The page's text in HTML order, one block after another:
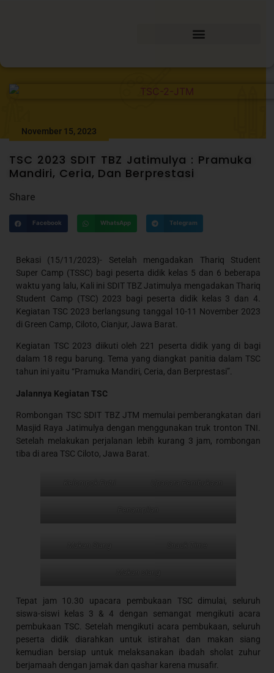
November 15, 2023
TSC 2023 SDIT TBZ Jatimulya : Pramuka
Mandiri, Ceria, Dan Berprestasi
Share
Facebook WhatsApp Telegram
Bekasi (15/11/2023)- Setelah mengadakan Thariq Student
Super Camp (TSSC) bagi peserta didik kelas 5 dan 6 beberapa
waktu yang lalu, Kali ini SDIT TBZ Jatimulya mengadakan Thariq
Student Camp (TSC) 2023 bagi peserta didik kelas 3 dan 4.
Kegiatan TSC 2023 berlangsung tanggal 10-11 November 2023
di Green Camp, Ciloto, Cianjur, Jawa Barat.
Kegiatan TSC 2023 diikuti oleh 221 peserta didik yang di bagi
dalam 18 regu barung. Tema yang diangkat panitia dalam TSC
tahun ini yaitu “Pramuka Mandiri, Ceria, dan Berprestasi”.
Jalannya Kegiatan TSC
Rombongan TSC SDIT TBZ JTM memulai pemberangkatan dari
Masjid Raya Jatimulya dengan menggunakan truk tronton TNI.
Setelah melakukan perjalanan lebih kurang 3 jam, rombongan
tiba di area TSC Ciloto, Jawa Barat.
Kelompok Putri Upacara Pembukaan
Makan Siang Snack Time
Makan siang
Tepat jam 10.30 upacara pembukaan TSC dimulai, seluruh
siswa-siswi kelas 3 & 4 dengan semangat mengikuti acara
pembukaan TSC. Setelah mengikuti acara pembukaan, seluruh
peserta didik diarahkan untuk istirahat dan makan siang
kemudian bersiap untuk melaksanakan ibadah sholat zuhur
berjamaah dengan jamak dan qashar karena musafir.